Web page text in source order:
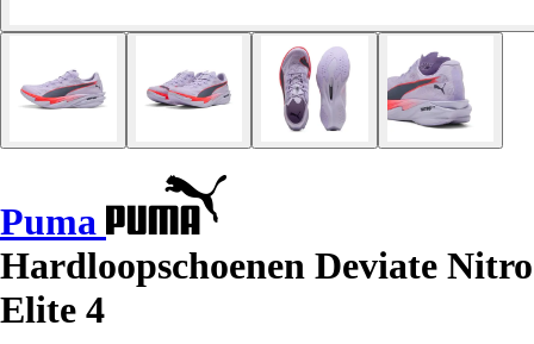
Puma
Hardloopschoenen Deviate Nitro
Elite 4